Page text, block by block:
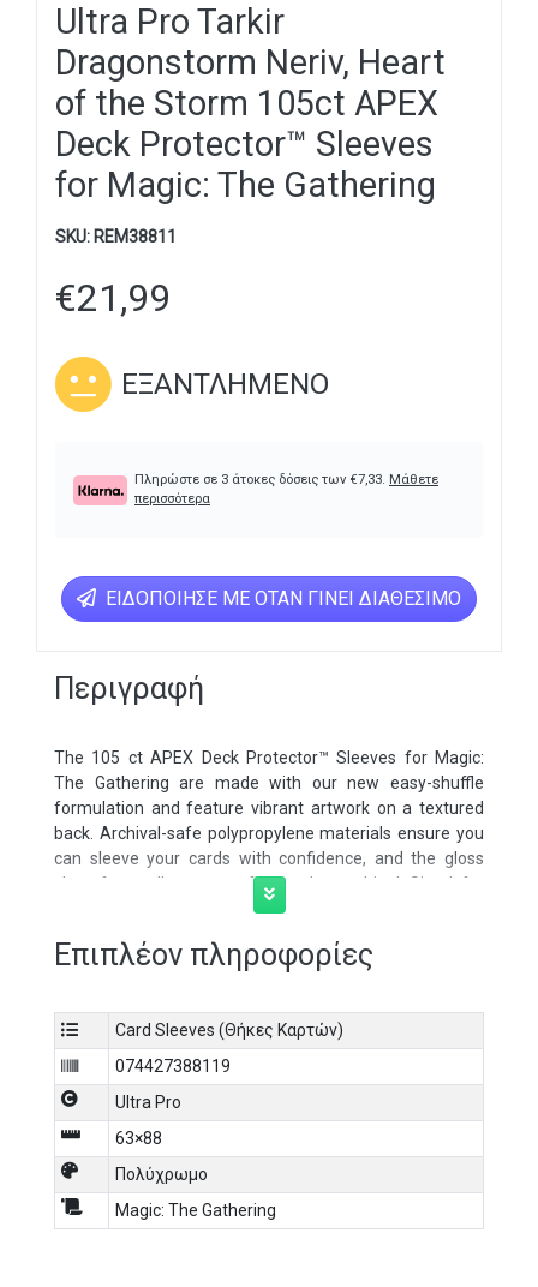
Ultra Pro Tarkir
Dragonstorm Neriv, Heart
of the Storm 105ct APEX
Deck Protector™ Sleeves
for Magic: The Gathering
SKU: REM38811
€21,99
ΕΞΑΝΤΛΗΜΈΝΟ
Πληρώστε σε 3 άτοκες δόσεις των €7,33. Μάθετε
περισσότερα
ΕΙΔΟΠΟΊΗΣΕ ΜΕ ΌΤΑΝ ΓΊΝΕΙ ΔΙΑΘΈΣΙΜΟ
Περιγραφή
The 105 ct APEX Deck Protector™ Sleeves for Magic:
The Gathering are made with our new easy-shuffle
formulation and feature vibrant artwork on a textured
back. Archival-safe polypropylene materials ensure you
can sleeve your cards with confidence, and the gloss
clear front allows your foil cards to shine! Sized for
standard size trading cards measuring 2. 5 in. x 3. 5 in.
Magic: The Gathering Tarkir Dragonstorm
Neriv, Heart of the Storm (Draconic Art Variant) by
Michael Walsh
New sleeve formulation offers a top-notch shuffle
experience made to perform and last
105 standard size Deck ProtectorⓇ sleeves in each pack
Gloss clear front allows your foil cards to shine!
Επιπλέον πληροφορίες
Card Sleeves (Θήκες Καρτών)
074427388119
Ultra Pro
63×88
Πολύχρωμο
Magic: The Gathering